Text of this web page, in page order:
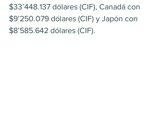
$33’448.137 dólares (CIF), Canadá con
$9’250.079 dólares (CIF) y Japón con
$8’585.642 dólares (CIF).